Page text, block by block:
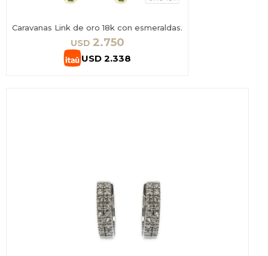
Caravanas Link de oro 18k con esmeraldas.
USD 2.750
USD 2.338